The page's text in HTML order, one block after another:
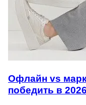
Офлайн vs
победить в